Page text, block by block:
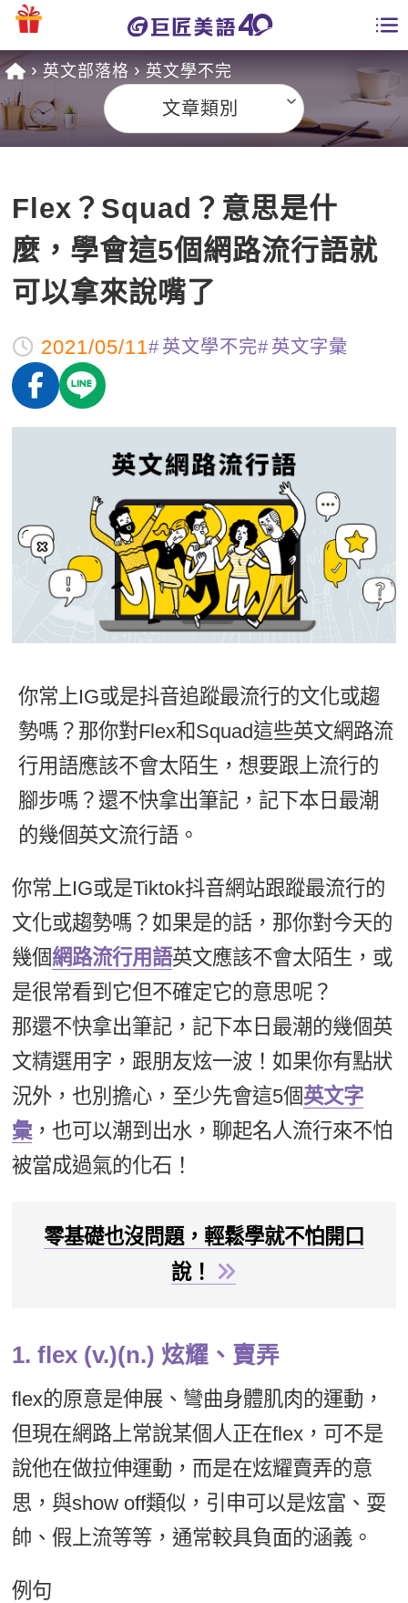
課程總覽
英文課程總表
英文會話
商用英文
英文檢定
TOEIC 多益課程
GEPT 全民英檢課程
TOEFL 托福課程
能力養成
英文聽力養成
開口溜英文
旅遊英文
基礎字彙
情境閱讀
英文寫作
TED Talks
CNN聽力強化
新聞英文
英語俱樂部
ECAM
Let's Talk
韓語
西班牙語
兒童美語
更多
一對一家教
企業訓練
數位學習教材
全國分校
免費資源
多益秒學堂
英文能力測驗
師資團隊
學習分享
學員故事
學員讚出來
活動花絮
學員專區
Recruiting
英文部落格 英文學不完
文章類別
Flex？Squad？意思是什
麼，學會這5個網路流行語就
可以拿來說嘴了
2021/05/11 英文學不完 英文字彙
你常上IG或是抖音追蹤最流行的文化或趨
勢嗎？那你對Flex和Squad這些英文網路流
行用語應該不會太陌生，想要跟上流行的
腳步嗎？還不快拿出筆記，記下本日最潮
的幾個英文流行語。
你常上IG或是Tiktok抖音網站跟蹤最流行的
文化或趨勢嗎？如果是的話，那你對今天的
幾個網路流行用語英文應該不會太陌生，或
是很常看到它但不確定它的意思呢？
那還不快拿出筆記，記下本日最潮的幾個英
文精選用字，跟朋友炫一波！如果你有點狀
況外，也別擔心，至少先會這5個英文字
彙 ，也可以潮到出水，聊起名人流行來不怕
被當成過氣的化石！
零基礎也沒問題，輕鬆學就不怕開口
說！
1. flex (v.)(n.) 炫耀、賣弄
flex的原意是伸展、彎曲身體肌肉的運動，
但現在網路上常說某個人正在flex，可不是
說他在做拉伸運動，而是在炫耀賣弄的意
思，與show off類似，引申可以是炫富、耍
帥、假上流等等，通常較具負面的涵義。
例句